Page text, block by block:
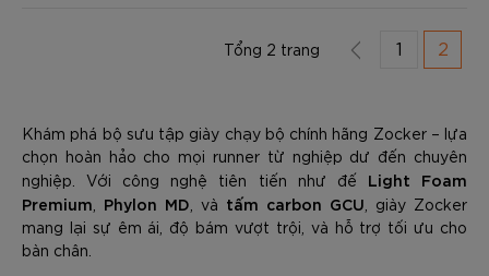
Tổng 2 trang 1 2
Khám phá bộ sưu tập giày chạy bộ chính hãng Zocker – lựa
chọn hoàn hảo cho mọi runner từ nghiệp dư đến chuyên
nghiệp. Với công nghệ tiên tiến như đế Light Foam
Premium
Phylon MD , và tấm carbon GCU , giày Zocker
mang lại sự êm ái, độ bám vượt trội, và hỗ trợ tối ưu cho
bàn chân.